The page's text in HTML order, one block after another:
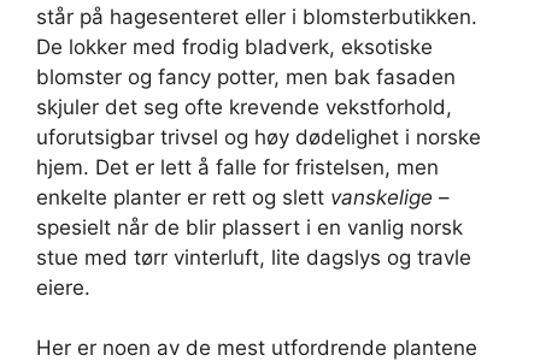
står på hagesenteret eller i blomsterbutikken.
De lokker med frodig bladverk, eksotiske
blomster og fancy potter, men bak fasaden
skjuler det seg ofte krevende vekstforhold,
uforutsigbar trivsel og høy dødelighet i norske
hjem. Det er lett å falle for fristelsen, men
enkelte planter er rett og slett vanskelige –
spesielt når de blir plassert i en vanlig norsk
stue med tørr vinterluft, lite dagslys og travle
eiere.
Her er noen av de mest utfordrende plantene